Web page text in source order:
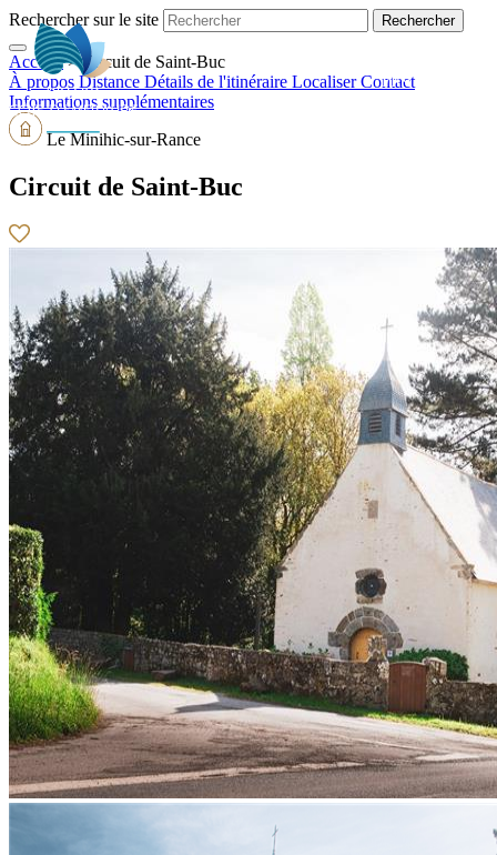
Rechercher sur le site
FR
Accueil>Circuit de Saint-Buc
À propos Distance Détails de l'itinéraire Localiser Contact
Informations supplémentaires
Le Minihic-sur-Rance
Circuit de Saint-Buc